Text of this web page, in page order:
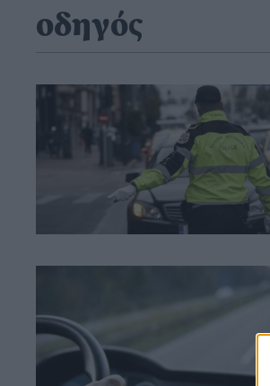
οδηγός